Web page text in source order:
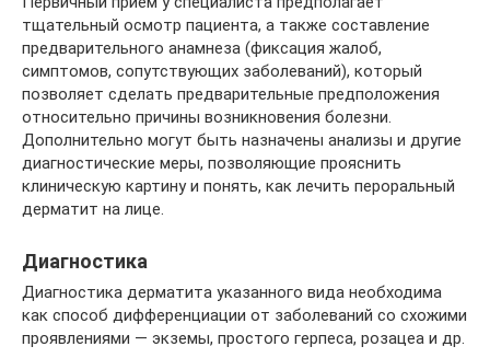
тщательный осмотр пациента, а также составление
предварительного анамнеза (фиксация жалоб,
симптомов, сопутствующих заболеваний), который
позволяет сделать предварительные предположения
относительно причины возникновения болезни.
Дополнительно могут быть назначены анализы и другие
диагностические меры, позволяющие прояснить
клиническую картину и понять, как лечить пероральный
дерматит на лице.
Диагностика
Диагностика дерматита указанного вида необходима
как способ дифференциации от заболеваний со схожими
проявлениями — экземы, простого герпеса, розацеа и др.